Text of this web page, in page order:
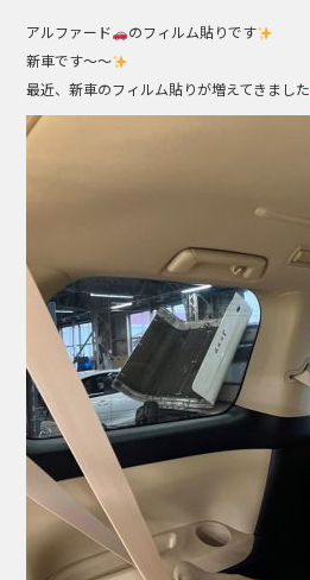
a
c
e
b
o
n
e
アルファード
のフィルム貼りです
新車です～～
最近、新車のフィルム貼りが増えてきました